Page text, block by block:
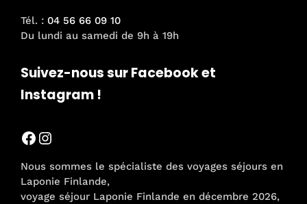
Tél. : 04 56 66 09 10
Du lundi au samedi de 9h à 19h
Suivez-nous sur Facebook et
Instagram !
Facebook
Instagram
Nous sommes le spécialiste des voyages séjours en
Laponie Finlande,
voyage séjour Laponie Finlande en décembre 2026,